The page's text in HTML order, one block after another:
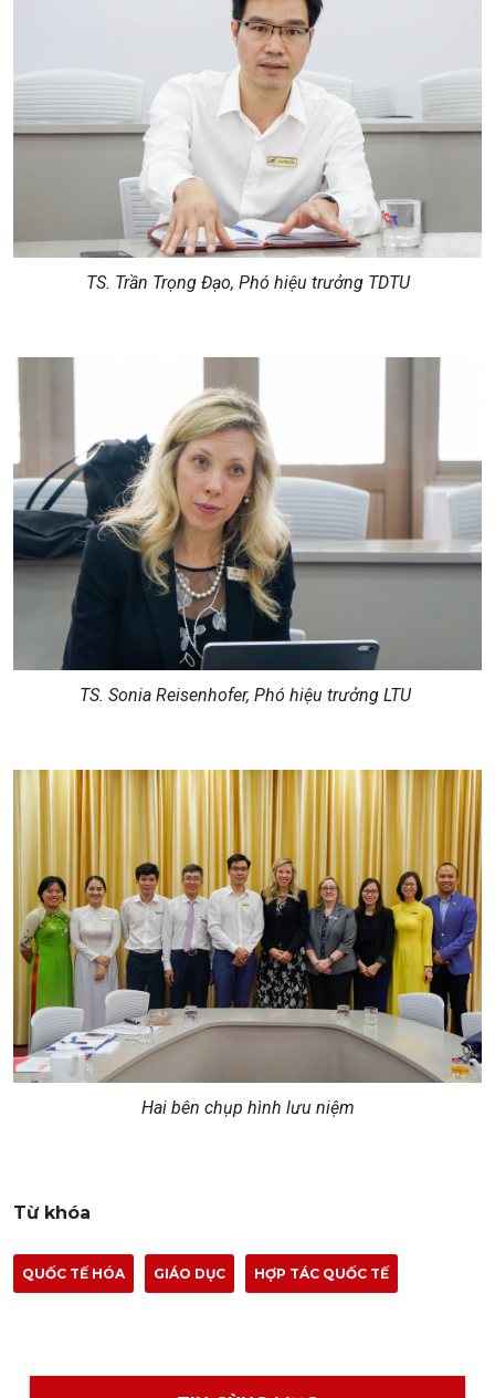
TS. Trần Trọng Đạo, Phó hiệu trưởng TDTU
TS. Sonia Reisenhofer, Phó hiệu trưởng LTU
Hai bên chụp hình lưu niệm
Từ khóa
QUỐC TẾ HÓA GIÁO DỤC HỢP TÁC QUỐC TẾ